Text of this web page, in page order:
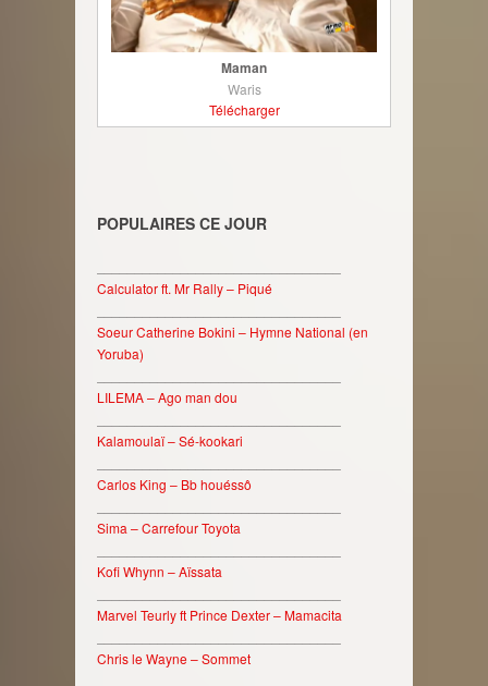
Maman
Waris
Télécharger
POPULAIRES CE JOUR
Calculator ft. Mr Rally – Piqué
Soeur Catherine Bokini – Hymne National (en
Yoruba)
LILEMA – Ago man dou
Kalamoulaï – Sé-kookari
Carlos King – Bb houéssô
Sima – Carrefour Toyota
Kofi Whynn – Aïssata
Marvel Teurly ft Prince Dexter – Mamacita
Chris le Wayne – Sommet